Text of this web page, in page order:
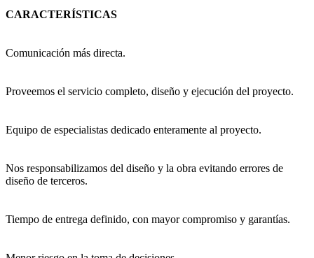
CARACTERÍSTICAS
Comunicación más directa.
Proveemos el servicio completo, diseño y ejecución del proyecto.
Equipo de especialistas dedicado enteramente al proyecto.
Nos responsabilizamos del diseño y la obra evitando errores de
diseño de terceros.
Tiempo de entrega definido, con mayor compromiso y garantías.